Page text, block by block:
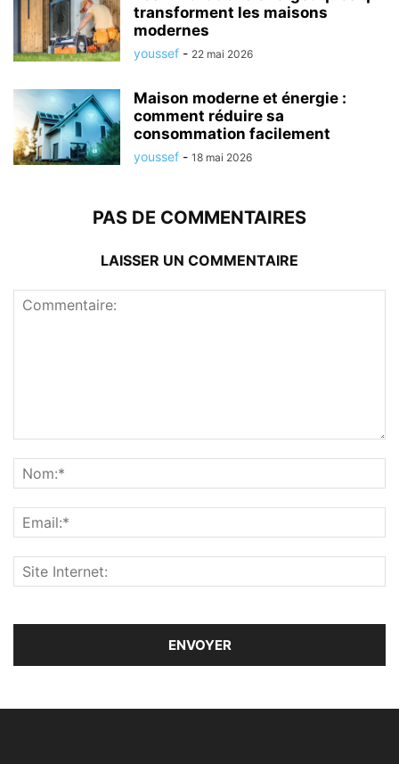
transforment les maisons
modernes
youssef - 22 mai 2026
Maison moderne et énergie :
comment réduire sa
consommation facilement
youssef - 18 mai 2026
PAS DE COMMENTAIRES
LAISSER UN COMMENTAIRE